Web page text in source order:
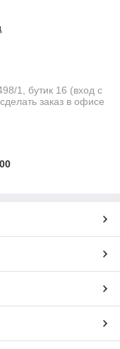
1, бутик 16 (вход с
заказ в офисе